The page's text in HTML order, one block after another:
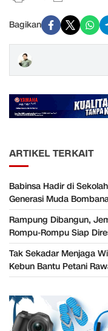
Bagikan
ARTIKEL TERKAIT
Babinsa Hadir di
Generasi Muda
Rampung Dibangun,
Rompu-Rompu Siap
Tak Sekadar Menjaga
Kebun Bantu Petani